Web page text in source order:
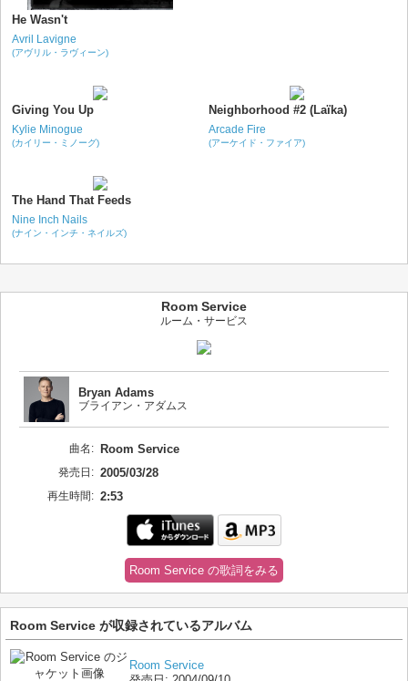
He Wasn't
Avril Lavigne
(アヴリル・ラヴィーン)
Giving You Up
Kylie Minogue
(カイリー・ミノーグ)
Neighborhood #2 (Laïka)
Arcade Fire
(アーケイド・ファイア)
The Hand That Feeds
Nine Inch Nails
(ナイン・インチ・ネイルズ)
Room Service
ルーム・サービス
Bryan Adams
ブライアン・アダムス
曲名: Room Service
発売日: 2005/03/28
再生時間: 2:53
Room Service の歌詞をみる
Room Service が収録されているアルバム
Room Service